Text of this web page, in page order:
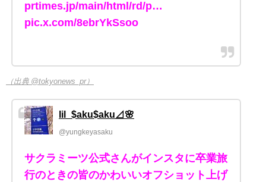
prtimes.jp/main/html/rd/p…
pic.x.com/8ebrYkSsoo
（出典 @tokyonews_pr）
lil_$aku$aku⊿🌸
@yungkeyasaku
サクラミーツ公式さんがインスタに卒業旅
行のときの皆のかわいいオフショット上げ